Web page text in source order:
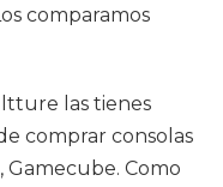
comparamos
las tienes
comprar consolas
Gamecube. Como